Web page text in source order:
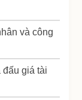
và công
giá tài